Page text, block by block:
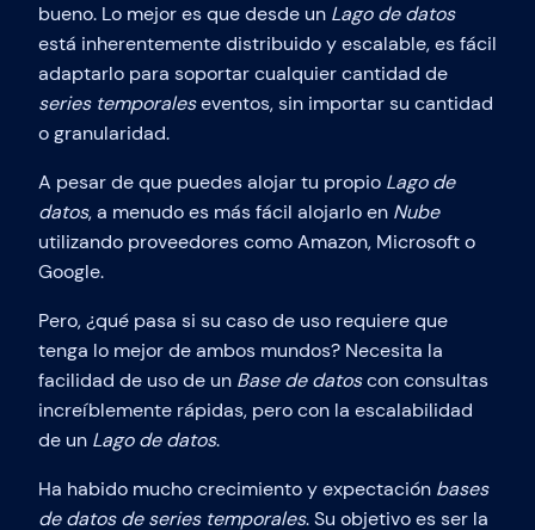
bueno. Lo mejor es que desde un Lago de datos
está inherentemente distribuido y escalable, es fácil
adaptarlo para soportar cualquier cantidad de
series temporaleseventos, sin importar su cantidad
o granularidad.
A pesar de que puedes alojar tu propio Lago de
datos, a menudo es más fácil alojarlo en Nube
utilizando proveedores como Amazon, Microsoft o
Google.
Pero, ¿qué pasa si su caso de uso requiere que
tenga lo mejor de ambos mundos? Necesita la
facilidad de uso de un Base de datoscon consultas
increíblemente rápidas, pero con la escalabilidad
de un Lago de datos.
Ha habido mucho crecimiento y expectación bases
de datos de series temporales. Su objetivo es ser la